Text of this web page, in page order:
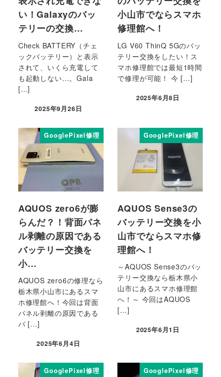
い！Galaxyのバッ
テリーの交換…
Check BATTERY（チェ
ックバッテリー）と表示
されて、いくら充電して
も起動しない…。Gala
[…]
2025年9月26日
小山市でならスマホ
修理館へ！
LG V60 ThinQ 5Gのバッ
テリー交換をしたい！ス
マホ修理館では最短1時間
で修理が可能！ 今 […]
2025年6月8日
GooglePixel修理
AQUOS zero6が膨
らんだ？！背面パネ
ル剥離の原因である
バッテリー交換を
小…
AQUOS zero6の修理なら
栃木県小山市にあるスマ
ホ修理館へ！今回は背面
パネル剥離の原因である
バ […]
2025年6月4日
GooglePixel修理
AQUOS Sense3の
バッテリー交換を小
山市でならスマホ修
理館へ！
～AQUOS Sense3のバッ
テリー交換なら栃木県小
山市にあるスマホ修理館
へ！～ 今回はAQUOS
[…]
2025年6月1日
GooglePixel修理 GooglePixel修理